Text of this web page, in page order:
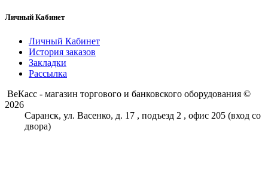
Личный Кабинет
Личный Кабинет
История заказов
Закладки
Рассылка
ВеКасс - магазин торгового и банковского оборудования ©
2026
Саранск, ул. Васенко, д. 17 , подъезд 2 , офис 205 (вход со
двора)